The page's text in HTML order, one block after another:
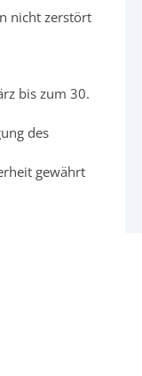
nicht zerstört
bis zum 30.
des
gewährt